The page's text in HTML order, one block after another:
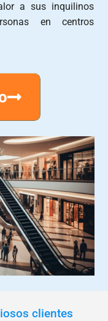
a sus inquilinos
en centros
clientes